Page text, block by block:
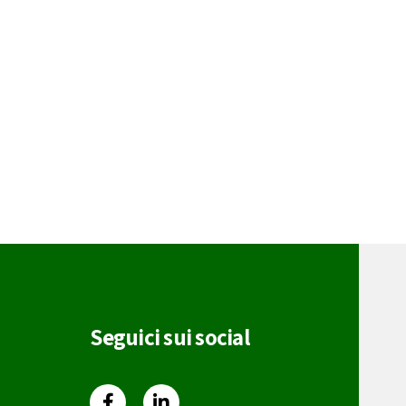
Seguici sui social